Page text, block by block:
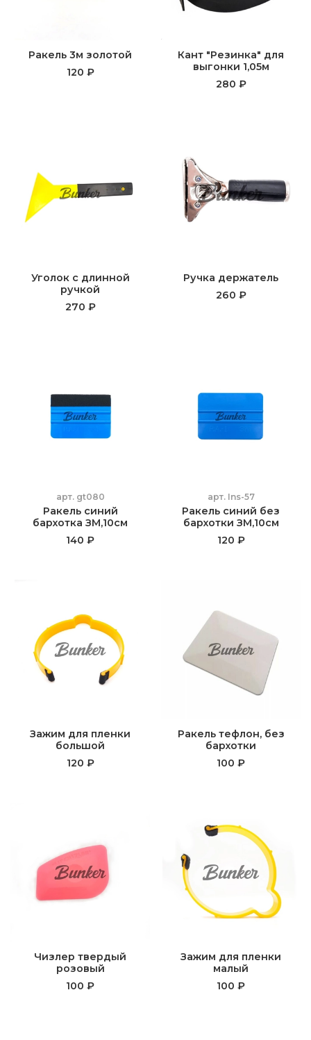
Ракель 3м золотой
120 ₽
Кант "Резинка" для
выгонки 1,05м
280 ₽
Уголок с длинной
ручкой
270 ₽
Ручка держатель
260 ₽
арт. gt080
Ракель синий
бархотка ЗМ,10см
140 ₽
арт. Ins-57
Ракель синий без
бархотки ЗМ,10см
120 ₽
Зажим для пленки
большой
120 ₽
Ракель тефлон, без
бархотки
100 ₽
Чизлер твердый
розовый
100 ₽
Зажим для пленки
малый
100 ₽